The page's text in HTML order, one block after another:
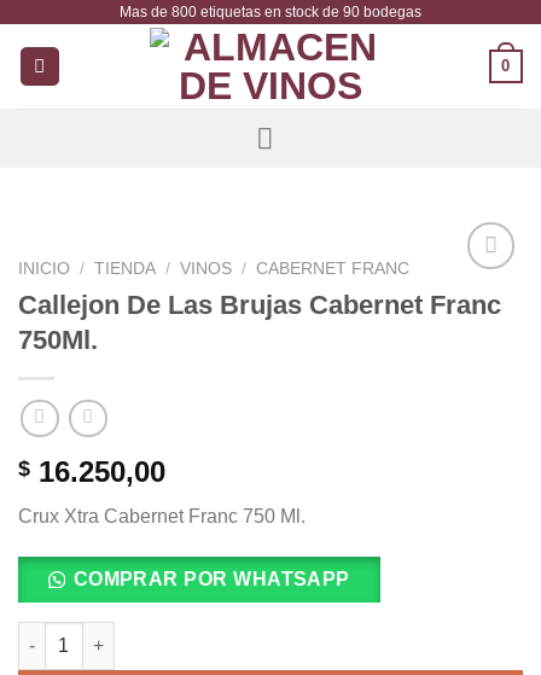
contenido
Mas de 800 etiquetas en stock de 90 bodegas
0
a la
INICIO / TIENDA / VINOS / CABERNET FRANC
Callejon De Las Brujas Cabernet Franc
750Ml.
$ 16.250,00
Crux Xtra Cabernet Franc 750 Ml.
COMPRAR POR WHATSAPP
Callejon De Las Brujas Cabernet Franc 750Ml. cantidad